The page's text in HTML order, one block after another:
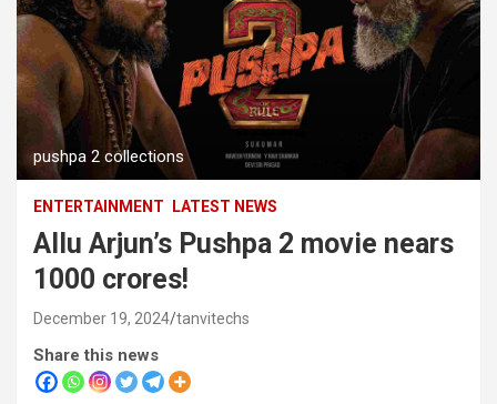
pushpa 2 collections
ENTERTAINMENT LATEST NEWS
Allu Arjun’s Pushpa 2 movie nears
1000 crores!
December 19, 2024 tanvitechs
Share this news